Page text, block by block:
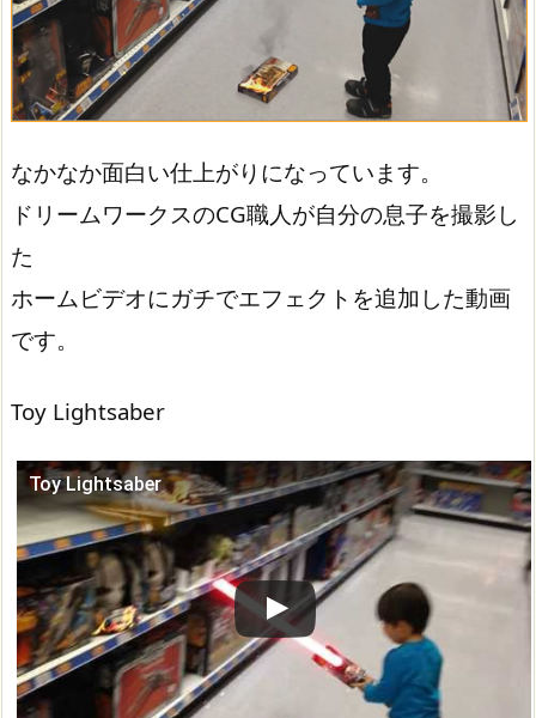
なかなか面白い仕上がりになっています。
ドリームワークスのCG職人が自分の息子を撮影し
た
ホームビデオにガチでエフェクトを追加した動画
です。
Toy Lightsaber
Toy Lightsaber
この動画を YouTube で視聴